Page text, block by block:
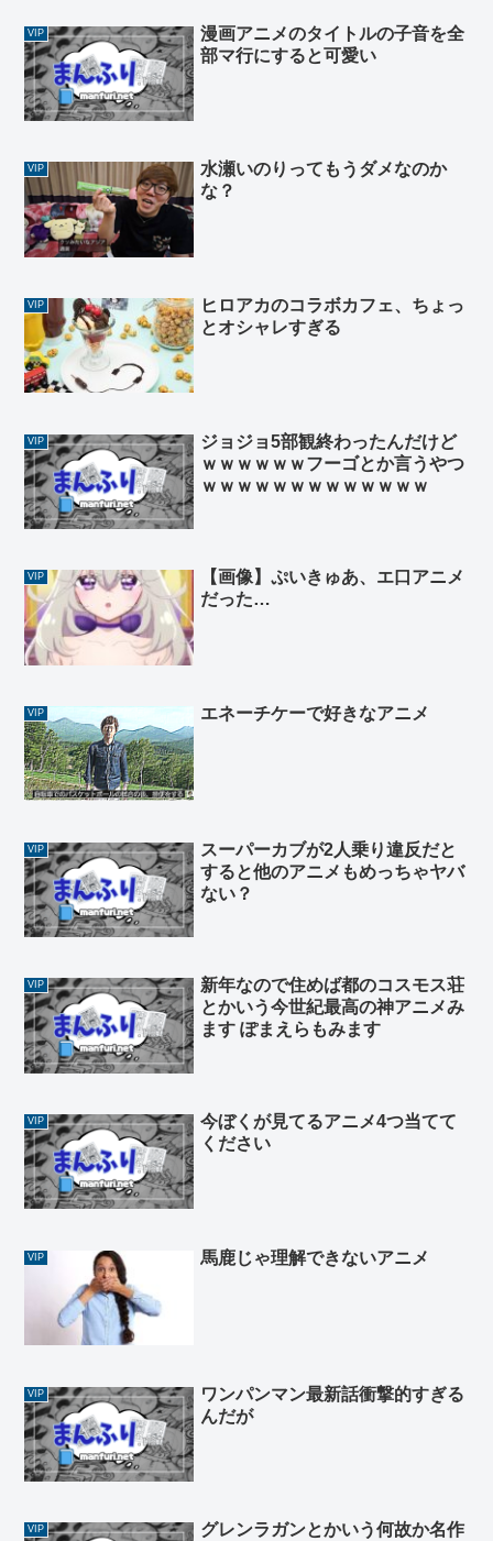
VIP
漫画アニメのタイトルの子音を全
部マ行にすると可愛い
VIP
水瀬いのりってもうダメなのか
な？
VIP
ヒロアカのコラボカフェ、ちょっ
とオシャレすぎる
VIP
ジョジョ5部観終わったんだけど
ｗｗｗｗｗｗフーゴとか言うやつ
ｗｗｗｗｗｗｗｗｗｗｗｗｗ
VIP
【画像】ぷいきゅあ、エ口アニメ
だった…
VIP エネーチケーで好きなアニメ
VIP
スーパーカブが2人乗り違反だと
すると他のアニメもめっちゃヤバ
ない？
VIP
新年なので住めば都のコスモス荘
とかいう今世紀最高の神アニメみ
ます ぽまえらもみます
VIP
今ぼくが見てるアニメ4つ当てて
ください
VIP 馬鹿じゃ理解できないアニメ
VIP
ワンパンマン最新話衝撃的すぎる
んだが
VIP
グレンラガンとかいう何故か名作